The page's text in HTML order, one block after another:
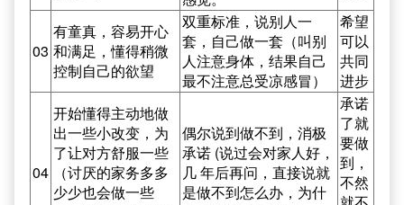
03
有童真，容易开心
和满足，懂得稍微
控制自己的欲望
双重标准，说别人一
套，自己做一套（叫别
人注意身体，结果自己
最不注意总受凉感冒）
希望
可以
共同
进步
04
开始懂得主动地做
出一些小改变，为
了让对方舒服一些
（讨厌的家务多多
少少也会做一些
偶尔说到做不到，消极
承诺 (说过会对家人好，
几 年后再问，直接说就
是做不到怎么办，为什
承诺
了就
要做
到，
不然